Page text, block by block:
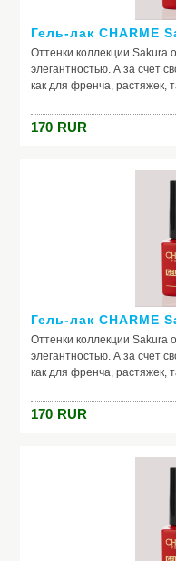
Гель-лак CHARME
Оттенки коллекции Sakura
элегантностью. А за счет
как для френча, растяжек,
идеальная полимеризация
old money
170 RUR
Гель-лак CHARME
Оттенки коллекции Sakura
элегантностью. А за счет
как для френча, растяжек,
идеальная полимеризация
old money
170 RUR